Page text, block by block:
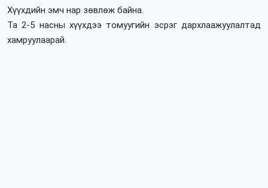
Хүүхдийн эмч нар зөвлөж байна.
Та 2-5 насны хүүхдээ томуугийн эсрэг дархлаажуулалтад
хамруулаарай.